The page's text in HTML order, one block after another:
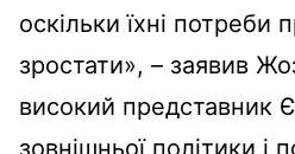
оскільки їхні потреби
зростати», – заявив
високий представник
зовнішньої політики і